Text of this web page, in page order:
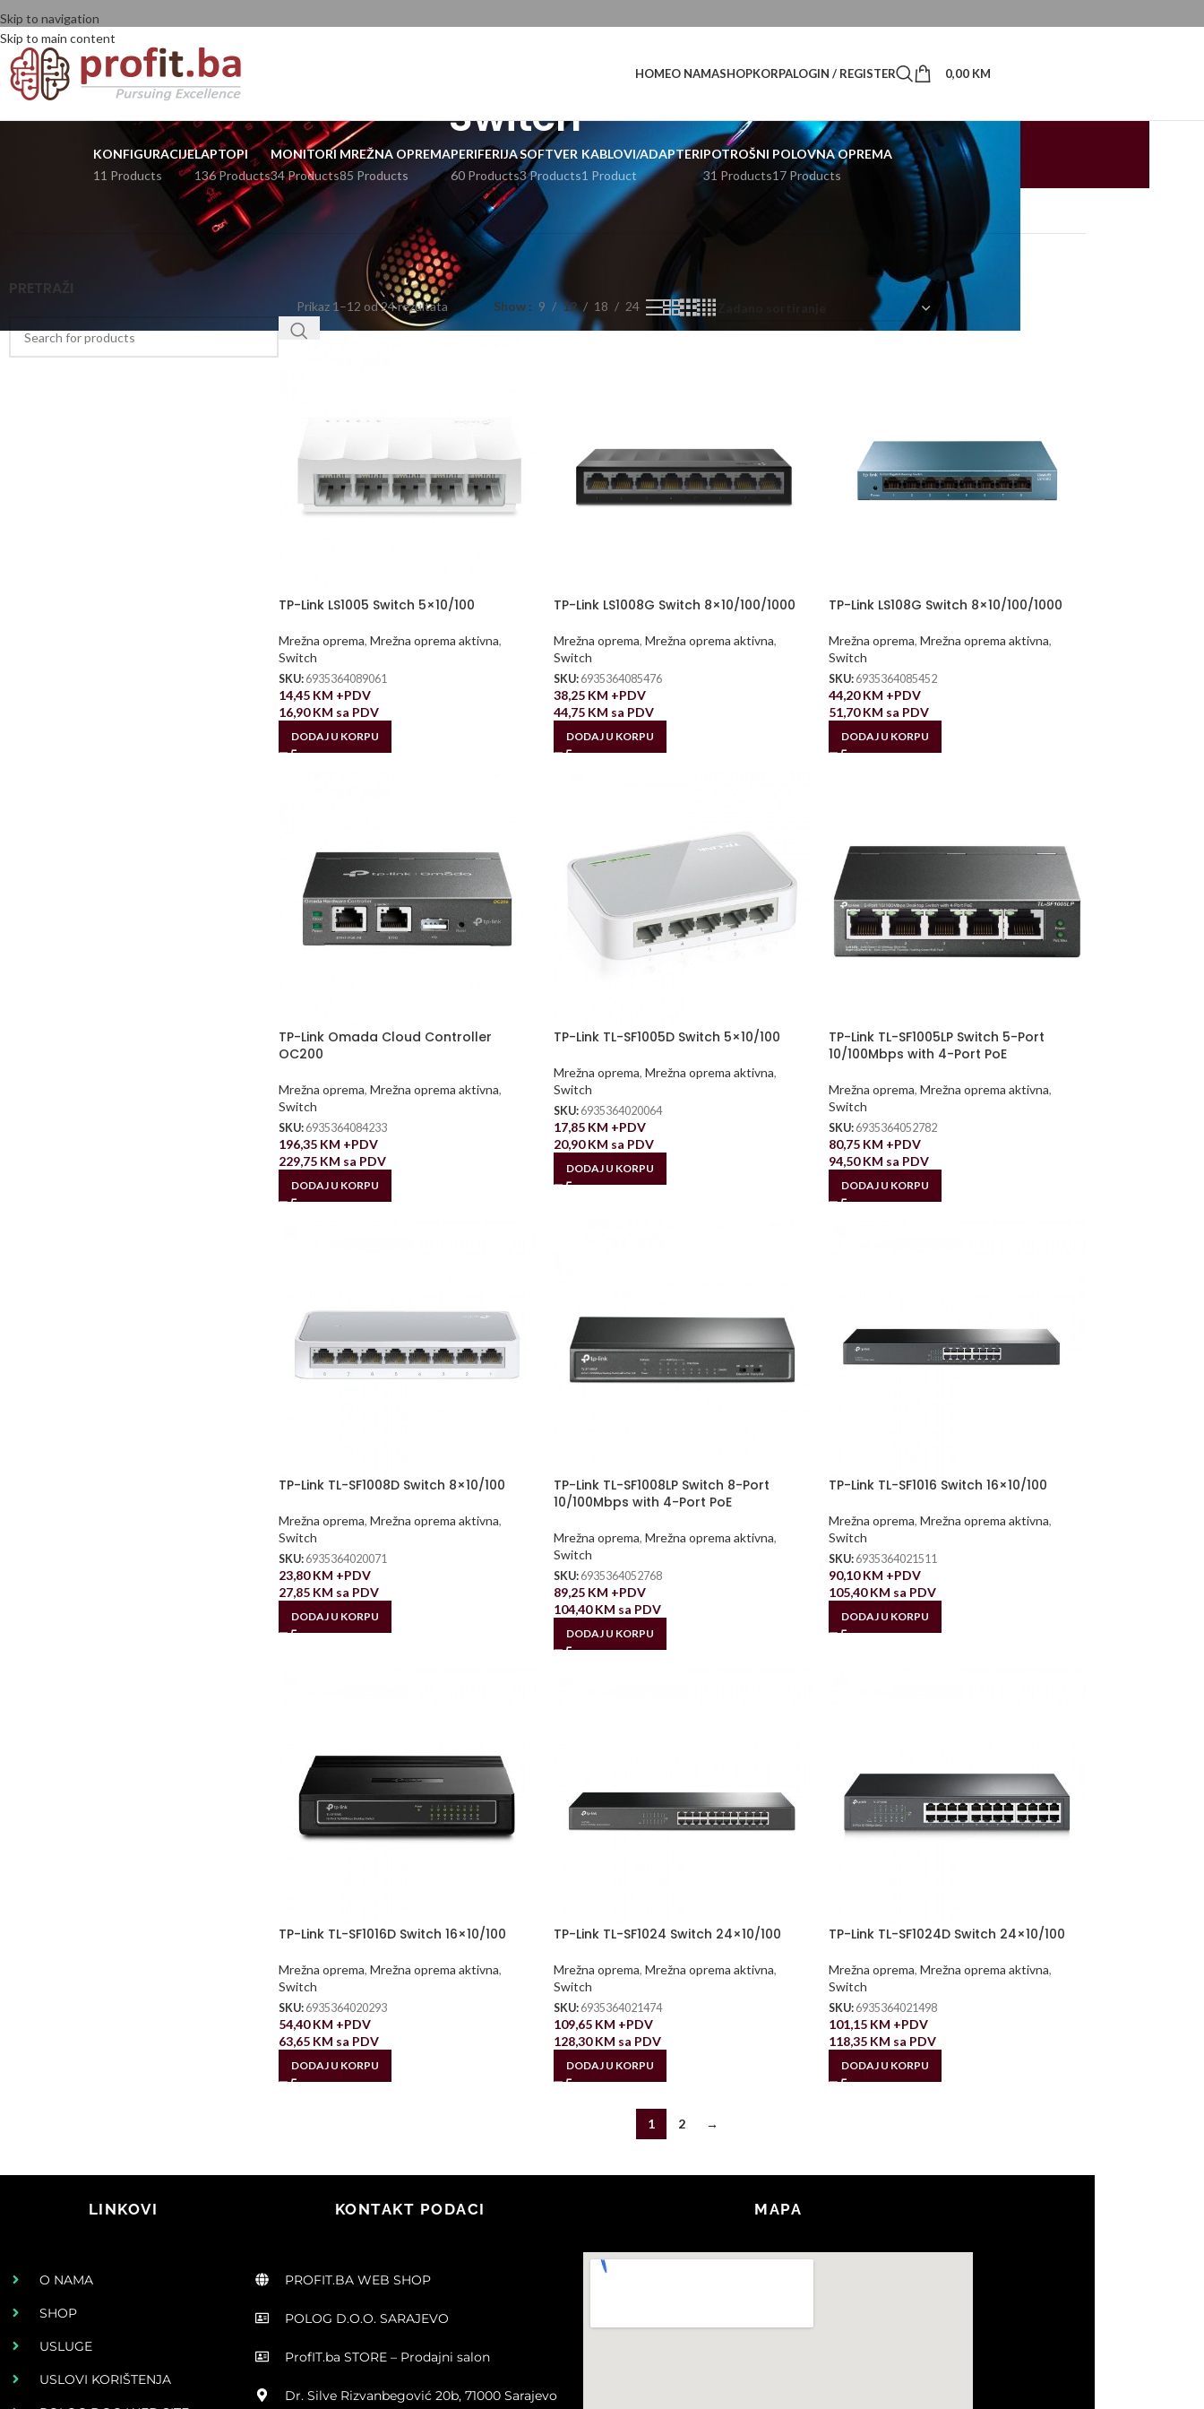
Skip to navigation
Skip to main content
HOMEO NAMASHOPKORPALOGIN / REGISTER 0,00 KM
Switch
KONFIGURACIJE
11 Products
LAPTOPI
136 Products
MONITORI
34 Products
MREŽNA OPREMA
85 Products
PERIFERIJA
60 Products
SOFTVER
3 Products
KABLOVI/ADAPTERI
1 Product
POTROŠNI
31 Products
POLOVNA OPREMA
17 Products
PRETRAŽI
Prikaz 1–12 od 24 rezultata Show 9 12 18 24
TP-Link LS1005 Switch 5×10/100
Mrežna oprema, Mrežna oprema aktivna,
Switch
SKU: 6935364089061
14,45 KM +PDV
16,90KM sa PDV
DODAJ U KORPU
TP-Link LS1008G Switch 8×10/100/1000
Mrežna oprema, Mrežna oprema aktivna,
Switch
SKU: 6935364085476
38,25 KM +PDV
44,75 KM sa PDV
DODAJ U KORPU
TP-Link LS108G Switch 8×10/100/1000
Mrežna oprema, Mrežna oprema aktivna,
Switch
SKU: 6935364085452
44,20KM +PDV
51,70KM sa PDV
DODAJ U KORPU
TP-Link Omada Cloud Controller
OC200
Mrežna oprema, Mrežna oprema aktivna,
Switch
SKU: 6935364084233
196,35 KM +PDV
229,75 KM sa PDV
DODAJ U KORPU
TP-Link TL-SF1005D Switch 5×10/100
Mrežna oprema, Mrežna oprema aktivna,
Switch
SKU: 6935364020064
17,85 KM +PDV
20,90KM sa PDV
DODAJ U KORPU
TP-Link TL-SF1005LP Switch 5-Port
10/100Mbps with 4-Port PoE
Mrežna oprema, Mrežna oprema aktivna,
Switch
SKU: 6935364052782
80,75 KM +PDV
94,50KM sa PDV
DODAJ U KORPU
TP-Link TL-SF1008D Switch 8×10/100
Mrežna oprema, Mrežna oprema aktivna,
Switch
SKU: 6935364020071
23,80KM +PDV
27,85 KM sa PDV
DODAJ U KORPU
TP-Link TL-SF1008LP Switch 8-Port
10/100Mbps with 4-Port PoE
Mrežna oprema, Mrežna oprema aktivna,
Switch
SKU: 6935364052768
89,25 KM +PDV
104,40KM sa PDV
DODAJ U KORPU
TP-Link TL-SF1016 Switch 16×10/100
Mrežna oprema, Mrežna oprema aktivna,
Switch
SKU: 6935364021511
90,10KM +PDV
105,40KM sa PDV
DODAJ U KORPU
TP-Link TL-SF1016D Switch 16×10/100
Mrežna oprema, Mrežna oprema aktivna,
Switch
SKU: 6935364020293
54,40KM +PDV
63,65 KM sa PDV
DODAJ U KORPU
TP-Link TL-SF1024 Switch 24×10/100
Mrežna oprema, Mrežna oprema aktivna,
Switch
SKU: 6935364021474
109,65 KM +PDV
128,30KM sa PDV
DODAJ U KORPU
TP-Link TL-SF1024D Switch 24×10/100
Mrežna oprema, Mrežna oprema aktivna,
Switch
SKU: 6935364021498
101,15 KM +PDV
118,35 KM sa PDV
DODAJ U KORPU
1 2 →
LINKOVI
O NAMA
SHOP
USLUGE
USLOVI KORIŠTENJA
KONTAKT PODACI
PROFIT.BA WEB SHOP
POLOG D.O.O. SARAJEVO
ProfIT.ba STORE – Prodajni salon
Dr. Silve Rizvanbegović 20b, 71000 Sarajevo
MAPA